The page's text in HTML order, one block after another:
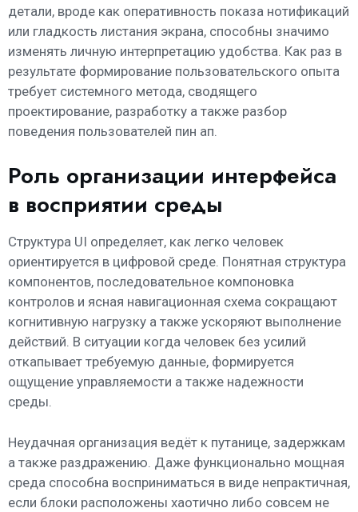
детали, вроде как оперативность показа нотификаций
или гладкость листания экрана, способны значимо
изменять личную интерпретацию удобства. Как раз в
результате формирование пользовательского опыта
требует системного метода, сводящего
проектирование, разработку а также разбор
поведения пользователей пин ап.
Роль организации интерфейса
в восприятии среды
Структура UI определяет, как легко человек
ориентируется в цифровой среде. Понятная структура
компонентов, последовательное компоновка
контролов и ясная навигационная схема сокращают
когнитивную нагрузку а также ускоряют выполнение
действий. В ситуации когда человек без усилий
откапывает требуемую данные, формируется
ощущение управляемости а также надежности
среды.
Неудачная организация ведёт к путанице, задержкам
а также раздражению. Даже функционально мощная
среда способна восприниматься в виде непрактичная,
если блоки расположены хаотично либо совсем не